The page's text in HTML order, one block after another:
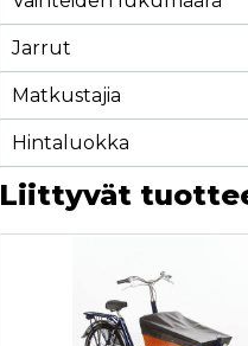
Jarrut
Matkustajia
Hintaluokka
Liittyvät